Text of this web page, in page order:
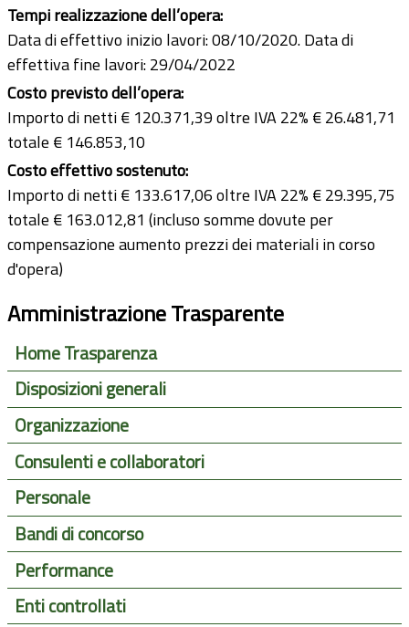
Tempi realizzazione dell’opera:
Data di effettivo inizio lavori: 08/10/2020. Data di
effettiva fine lavori: 29/04/2022
Costo previsto dell’opera:
Importo di netti € 120.371,39 oltre IVA 22% € 26.481,71
totale € 146.853,10
Costo effettivo sostenuto:
Importo di netti € 133.617,06 oltre IVA 22% € 29.395,75
totale € 163.012,81 (incluso somme dovute per
compensazione aumento prezzi dei materiali in corso
d'opera)
Amministrazione Trasparente
Home Trasparenza
Disposizioni generali
Organizzazione
Consulenti e collaboratori
Personale
Bandi di concorso
Performance
Enti controllati